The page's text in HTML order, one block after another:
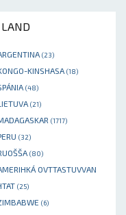
(23)
KINSHASA (18)
(48)
(21)
(1717)
(32)
(80)
OVTTASTUVVAN
(25)
(6)